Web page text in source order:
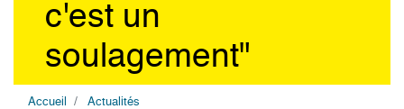
c'est un
soulagement"
Accueil Actualités